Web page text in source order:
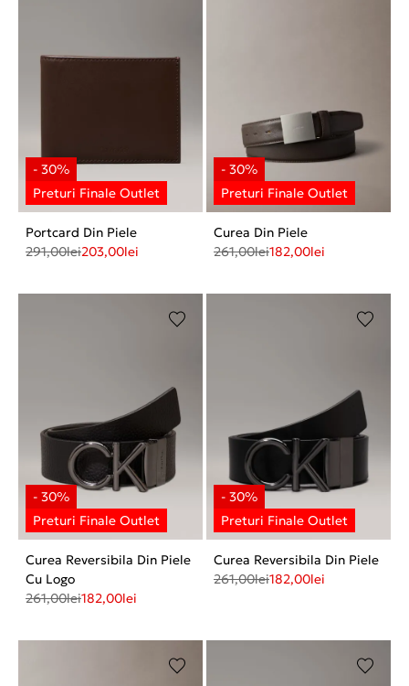
Portcard Din Piele
291,00lei203,00lei
Curea Din Piele
261,00lei182,00lei
Curea Reversibila Din Piele
Cu Logo
261,00lei182,00lei
Curea Reversibila Din Piele
261,00lei182,00lei